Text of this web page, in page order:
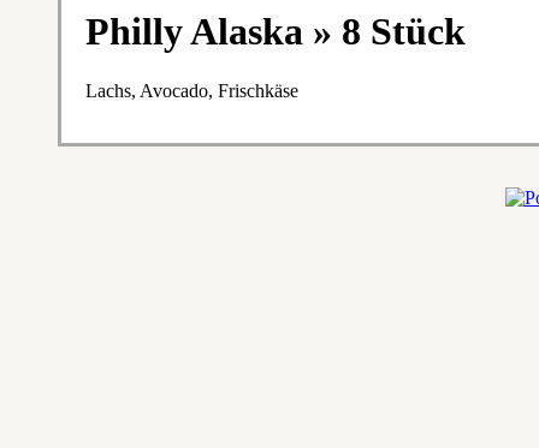
Philly Alaska » 8 Stück
Lachs, Avocado, Frischkäse